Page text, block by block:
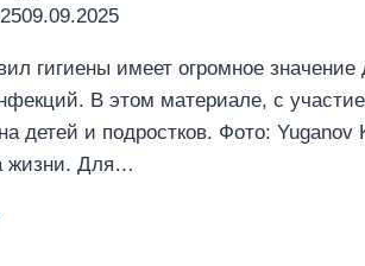
09.09.2025
гигиены имеет огромное
В этом материале, с
детей и подростков. Фото:
жизни. Для…